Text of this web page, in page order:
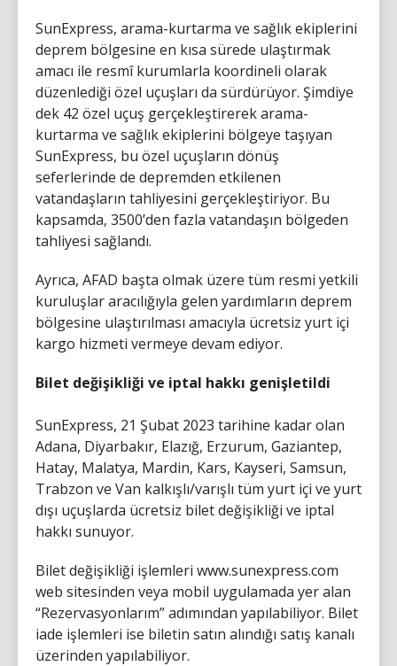
SunExpress, arama-kurtarma ve sağlık ekiplerini
deprem bölgesine en kısa sürede ulaştırmak
amacı ile resmî kurumlarla koordineli olarak
düzenlediği özel uçuşları da sürdürüyor. Şimdiye
dek 42 özel uçuş gerçekleştirerek arama-
kurtarma ve sağlık ekiplerini bölgeye taşıyan
SunExpress, bu özel uçuşların dönüş
seferlerinde de depremden etkilenen
vatandaşların tahliyesini gerçekleştiriyor. Bu
kapsamda, 3500’den fazla vatandaşın bölgeden
tahliyesi sağlandı.
Ayrıca, AFAD başta olmak üzere tüm resmi yetkili
kuruluşlar aracılığıyla gelen yardımların deprem
bölgesine ulaştırılması amacıyla ücretsiz yurt içi
kargo hizmeti vermeye devam ediyor.
Bilet değişikliği ve iptal hakkı genişletildi
SunExpress, 21 Şubat 2023 tarihine kadar olan
Adana, Diyarbakır, Elazığ, Erzurum, Gaziantep,
Hatay, Malatya, Mardin, Kars, Kayseri, Samsun,
Trabzon ve Van kalkışlı/varışlı tüm yurt içi ve yurt
dışı uçuşlarda ücretsiz bilet değişikliği ve iptal
hakkı sunuyor.
Bilet değişikliği işlemleri www.sunexpress.com
web sitesinden veya mobil uygulamada yer alan
“Rezervasyonlarım” adımından yapılabiliyor. Bilet
iade işlemleri ise biletin satın alındığı satış kanalı
üzerinden yapılabiliyor.